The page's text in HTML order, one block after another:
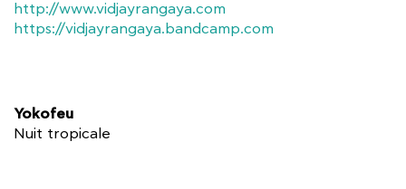
http://www.vidjayrangaya.com
https://vidjayrangaya.bandcamp.com
Yokofeu
Nuit tropicale